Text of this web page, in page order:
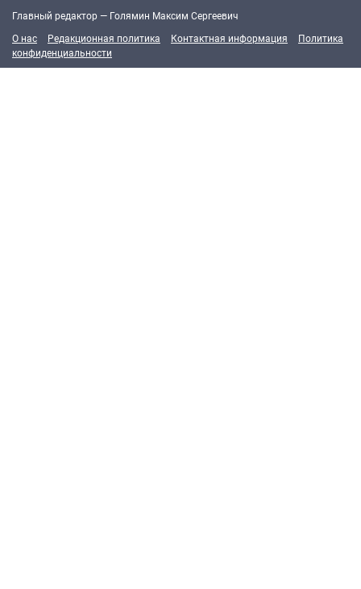
Главный редактор — Голямин Максим Сергеевич
О нас
Редакционная политика Контактная информация
Политика
конфиденциальности